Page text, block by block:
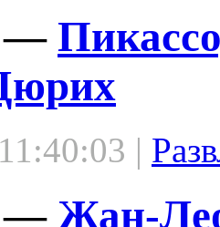
—
|
— Жан-